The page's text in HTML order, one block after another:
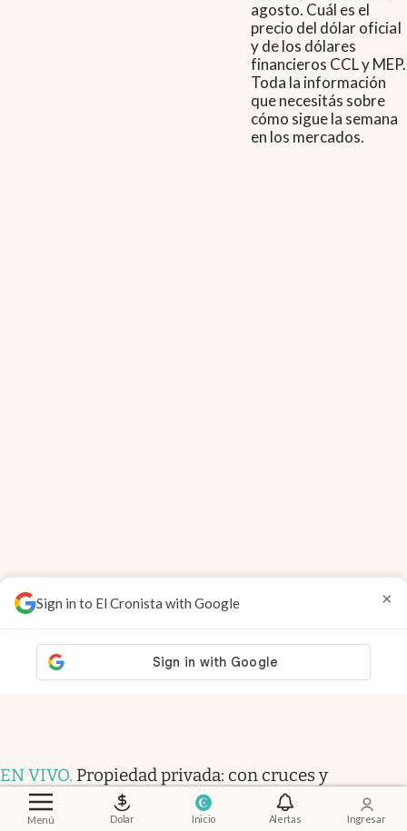
Menú Dolar Inicio Alertas Ingresar
Sign in to El Cronista with Google ×
agosto. Cuál es el
precio del dólar oficial
y de los dólares
financieros CCL y MEP.
Toda la información
que necesitás sobre
cómo sigue la semana
en los mercados.
EN VIVO. Propiedad privada: con cruces y
chicanas, el Senado discute el proyecto y se votaría
pasada la medianoche